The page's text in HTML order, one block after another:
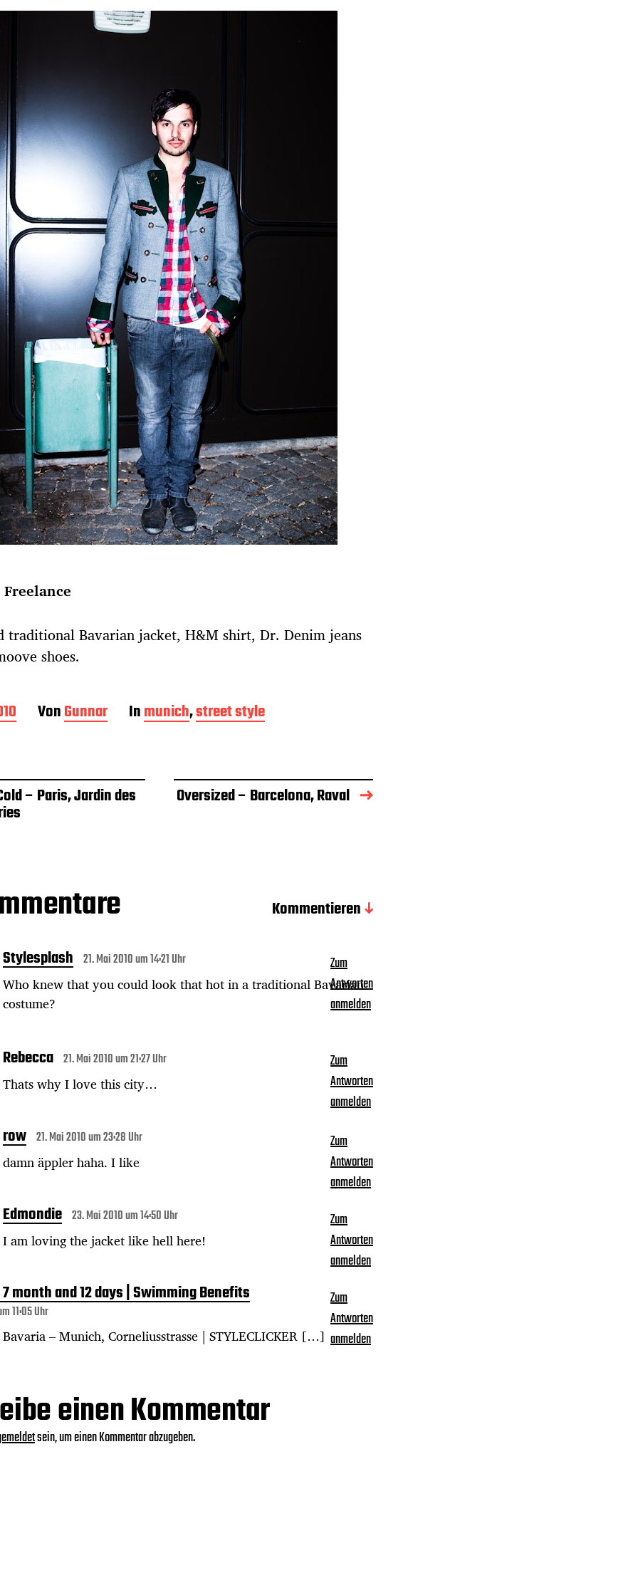
traditional Bavarian jacket, H&M shirt, Dr. Denim jeans
shoes.
VonGunnar Inmunich,street style
– Paris, Jardin des Oversized – Barcelona, Raval
Kommentieren
Stylesplash 21. Mai 2010 um 14:21 Uhr
Who knew that you could look that hot in a traditional Bavarian
costume?
Zum
Antworten
anmelden
Rebecca 21. Mai 2010 um 21:27 Uhr
Thats why I love this city…
Zum
Antworten
anmelden
row 21. Mai 2010 um 23:28 Uhr
damn äppler haha. I like
Zum
Antworten
anmelden
Edmondie 23. Mai 2010 um 14:50 Uhr
I am loving the jacket like hell here!
Zum
Antworten
anmelden
month and 12 days | Swimming Benefits
11:05 Uhr
– Munich, Corneliusstrasse | STYLECLICKER […]
Zum
Antworten
anmelden
einen Kommentar
sein, um einen Kommentar abzugeben.